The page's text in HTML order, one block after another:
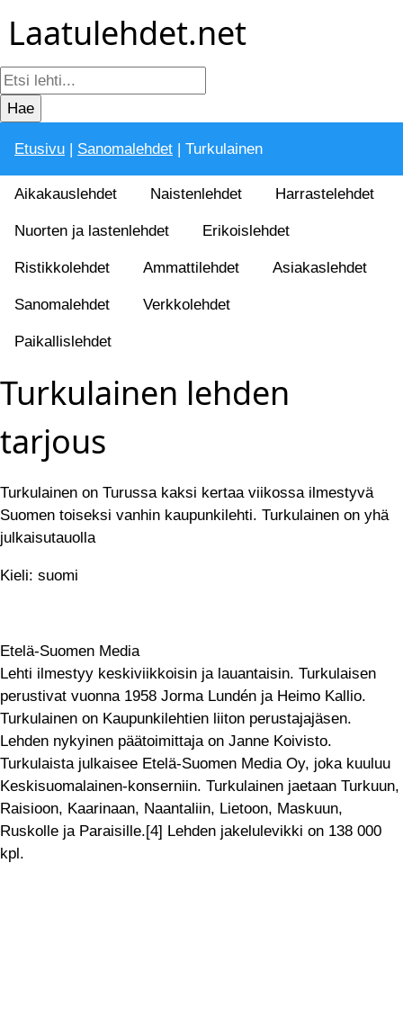
Laatulehdet.net
Etusivu Sanomalehdet | Turkulainen
Aikakauslehdet Naistenlehdet Harrastelehdet
Nuorten ja lastenlehdet Erikoislehdet
Ristikkolehdet Ammattilehdet Asiakaslehdet
Sanomalehdet Verkkolehdet
Paikallislehdet
Turkulainen lehden
tarjous
Turkulainen on Turussa kaksi kertaa viikossa ilmestyvä
Suomen toiseksi vanhin kaupunkilehti. Turkulainen on yhä
julkaisutauolla
Kieli: suomi
Etelä-Suomen Media
Lehti ilmestyy keskiviikkoisin ja lauantaisin. Turkulaisen
perustivat vuonna 1958 Jorma Lundén ja Heimo Kallio.
Turkulainen on Kaupunkilehtien liiton perustajajäsen.
Lehden nykyinen päätoimittaja on Janne Koivisto.
Turkulaista julkaisee Etelä-Suomen Media Oy, joka kuuluu
Keskisuomalainen-konserniin. Turkulainen jaetaan Turkuun,
Raisioon, Kaarinaan, Naantaliin, Lietoon, Maskuun,
Ruskolle ja Paraisille.[4] Lehden jakelulevikki on 138 000
kpl.